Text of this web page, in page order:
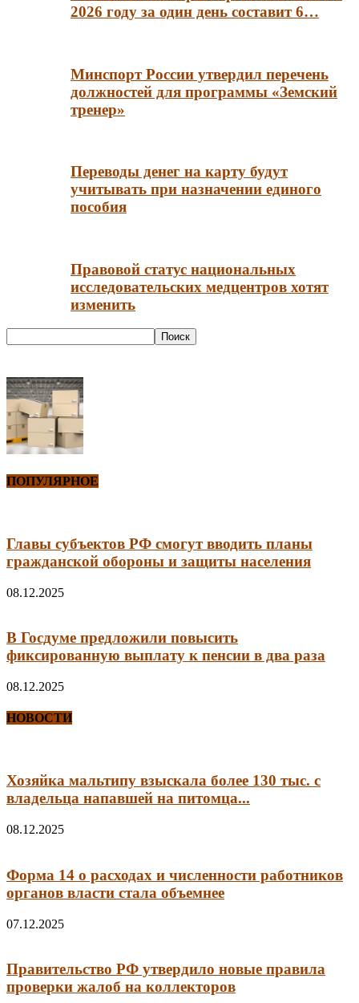
2026 году за один день составит 6…
Минспорт России утвердил перечень
должностей для программы «Земский
тренер»
Переводы денег на карту будут
учитывать при назначении единого
пособия
Правовой статус национальных
исследовательских медцентров хотят
изменить
ПОПУЛЯРНОЕ
Главы субъектов РФ смогут вводить планы
гражданской обороны и защиты населения
08.12.2025
В Госдуме предложили повысить
фиксированную выплату к пенсии в два раза
08.12.2025
НОВОСТИ
Хозяйка мальтипу взыскала более 130 тыс. с
владельца напавшей на питомца...
08.12.2025
Форма 14 о расходах и численности работников
органов власти стала объемнее
07.12.2025
Правительство РФ утвердило новые правила
проверки жалоб на коллекторов